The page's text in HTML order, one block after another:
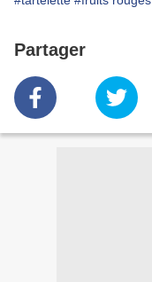
Partager